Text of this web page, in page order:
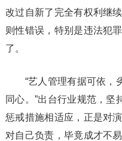
改过自新了完全有权利继
则性错误，特别是违法犯
了。
“艺人管理有据可依，
同心。”出台行业规范，坚
惩戒措施相适应，正是对
对自己负责，毕竟成才不